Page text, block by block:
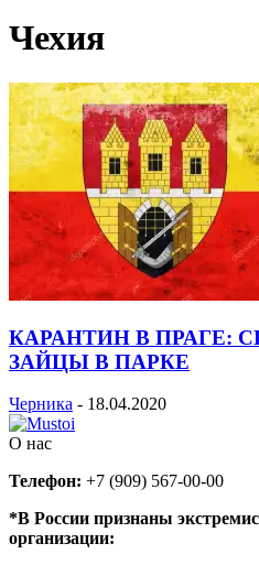
Чехия
КАРАНТИН В ПРАГЕ:
ЗАЙЦЫ В ПАРКЕ
Черника - 18.04.2020
О нас
Телефон: +7 (909) 567-00-00
*В России признаны
организации: